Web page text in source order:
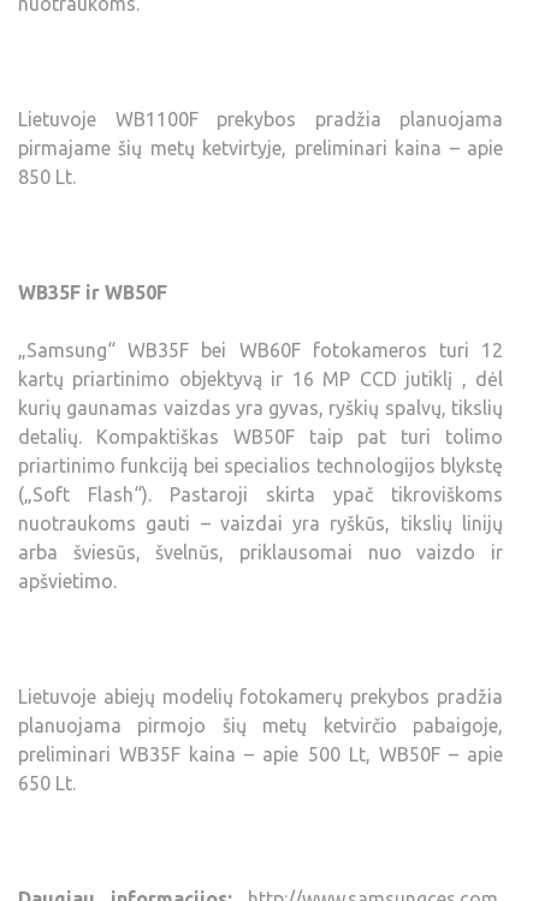
Lietuvoje WB1100F prekybos pradžia planuojama
pirmajame šių metų ketvirtyje, preliminari kaina – apie
850 Lt.
WB35F ir WB50F
„Samsung“ WB35F bei WB60F fotokameros turi 12
kartų priartinimo objektyvą ir 16 MP CCD jutiklį , dėl
kurių gaunamas vaizdas yra gyvas, ryškių spalvų, tikslių
detalių. Kompaktiškas WB50F taip pat turi tolimo
priartinimo funkciją bei specialios technologijos blykstę
(„Soft Flash“). Pastaroji skirta ypač tikroviškoms
nuotraukoms gauti – vaizdai yra ryškūs, tikslių linijų
arba šviesūs, švelnūs, priklausomai nuo vaizdo ir
apšvietimo.
Lietuvoje abiejų modelių fotokamerų prekybos pradžia
planuojama pirmojo šių metų ketvirčio pabaigoje,
preliminari WB35F kaina – apie 500 Lt, WB50F – apie
650 Lt.